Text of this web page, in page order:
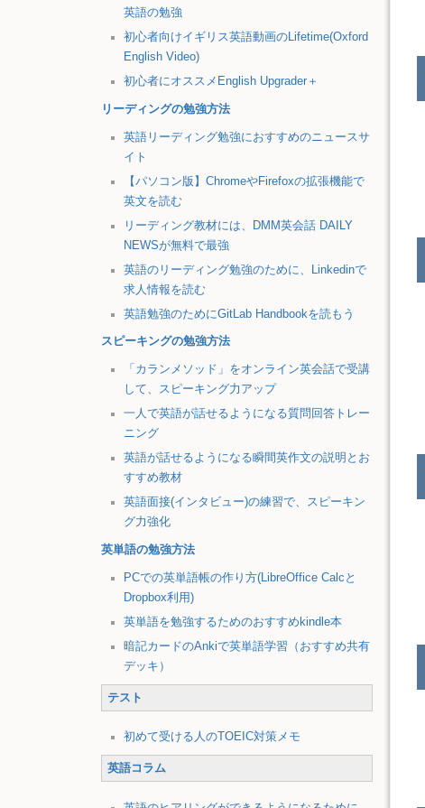
英語の勉強
初心者向けイギリス英語動画のLifetime(Oxford
English Video)
初心者にオススメEnglish Upgrader＋
リーディングの勉強方法
英語リーディング勉強におすすめのニュースサ
イト
【パソコン版】ChromeやFirefoxの拡張機能で
英文を読む
リーディング教材には、DMM英会話 DAILY
NEWSが無料で最強
英語のリーディング勉強のために、Linkedinで
求人情報を読む
英語勉強のためにGitLab Handbookを読もう
スピーキングの勉強方法
「カランメソッド」をオンライン英会話で受講
して、スピーキング力アップ
一人で英語が話せるようになる質問回答トレー
ニング
英語が話せるようになる瞬間英作文の説明とお
すすめ教材
英語面接(インタビュー)の練習で、スピーキン
グ力強化
英単語の勉強方法
PCでの英単語帳の作り方(LibreOffice Calcと
Dropbox利用)
英単語を勉強するためのおすすめkindle本
暗記カードのAnkiで英単語学習（おすすめ共有
デッキ）
テスト
初めて受ける人のTOEIC対策メモ
英語コラム